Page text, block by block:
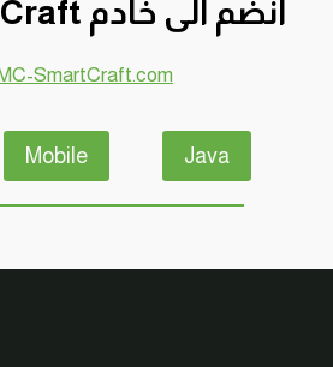
انضم الى خادم SmartCraft الآن
SmartCraft.com
Java
Mobile